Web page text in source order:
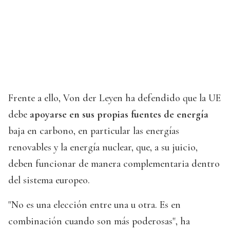
Frente a ello, Von der Leyen ha defendido que la UE
debe apoyarse en sus propias fuentes de energía
baja en carbono, en particular las energías
renovables y la energía nuclear, que, a su juicio,
deben funcionar de manera complementaria dentro
del sistema europeo.
"No es una elección entre una u otra. Es en
combinación cuando son más poderosas", ha